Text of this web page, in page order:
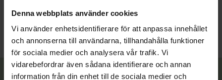
Denna webbplats använder cookies
Vi använder enhetsidentifierare för att anpassa innehållet
och annonserna till användarna, tillhandahålla funktioner
för sociala medier och analysera vår trafik. Vi
vidarebefordrar även sådana identifierare och annan
information från din enhet till de sociala medier och